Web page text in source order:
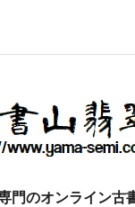
門のオンライン古